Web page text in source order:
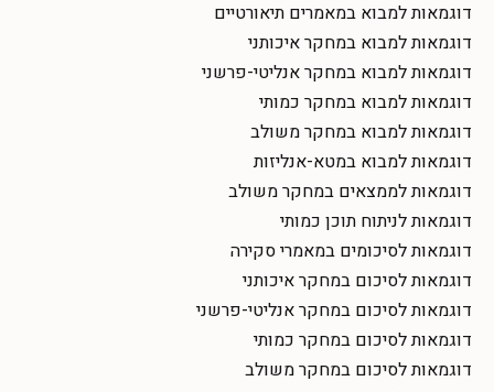
דוגמאות למבוא במאמרים תיאורטיים
דוגמאות למבוא במחקר איכותני
דוגמאות למבוא במחקר אנליטי-פרשני
דוגמאות למבוא במחקר כמותי
דוגמאות למבוא במחקר משולב
דוגמאות למבוא במטא-אנליזות
דוגמאות לממצאים במחקר משולב
דוגמאות לניתוח תוכן כמותי
דוגמאות לסיכומים במאמרי סקירה
דוגמאות לסיכום במחקר איכותני
דוגמאות לסיכום במחקר אנליטי-פרשני
דוגמאות לסיכום במחקר כמותי
דוגמאות לסיכום במחקר משולב